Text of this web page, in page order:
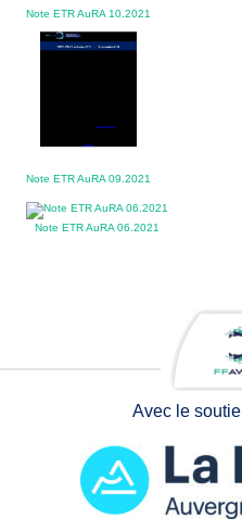
Note ETR AuRA 10.2021
Note ETR AuRA 09.2021
Note ETR AuRA 06.2021
Avec le